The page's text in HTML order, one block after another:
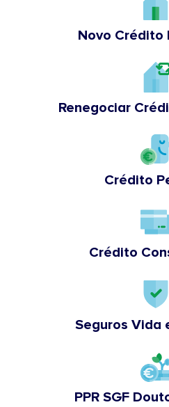
Novo Crédito
Renegociar
Crédito
Crédito
Seguros Vida
PPR SGF